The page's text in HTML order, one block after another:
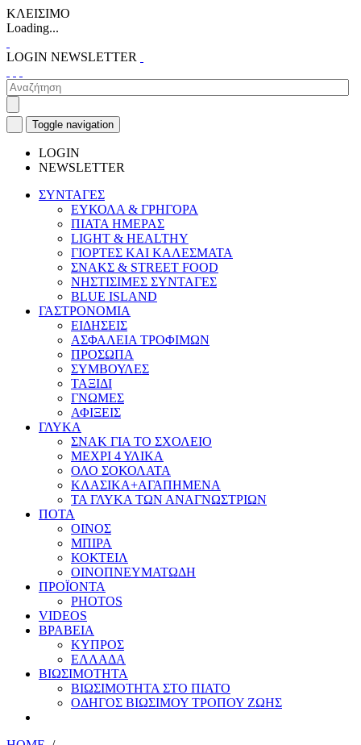
ΚΛΕΙΣΙΜΟ
Loading...
LOGIN NEWSLETTER
Toggle navigation
LOGIN
NEWSLETTER
ΣΥΝΤΑΓΕΣ
ΕΥΚΟΛΑ & ΓΡΗΓΟΡΑ
ΠΙΑΤΑ ΗΜΕΡΑΣ
LIGHT & HEALTHY
ΓΙΟΡΤΕΣ ΚΑΙ ΚΑΛΕΣΜΑΤΑ
ΣΝΑΚΣ & STREET FOOD
ΝΗΣΤΙΣΙΜΕΣ ΣΥΝΤΑΓΕΣ
BLUE ISLAND
ΓΑΣΤΡΟΝΟΜΙΑ
ΕΙΔΗΣΕΙΣ
ΑΣΦΑΛΕΙΑ ΤΡΟΦΙΜΩΝ
ΠΡΟΣΩΠΑ
ΣΥΜΒΟΥΛΕΣ
ΤΑΞΙΔΙ
ΓΝΩΜΕΣ
ΑΦΙΞΕΙΣ
ΓΛΥΚΑ
ΣΝΑΚ ΓΙΑ ΤΟ ΣΧΟΛΕΙΟ
ΜΕΧΡΙ 4 ΥΛΙΚΑ
ΟΛΟ ΣΟΚΟΛΑΤΑ
ΚΛΑΣΙΚΑ+ΑΓΑΠΗΜΕΝΑ
ΤΑ ΓΛΥΚΑ ΤΩΝ ΑΝΑΓΝΩΣΤΡΙΩΝ
ΠΟΤΑ
ΟΙΝΟΣ
ΜΠΙΡΑ
ΚΟΚΤΕΙΛ
ΟΙΝΟΠΝΕΥΜΑΤΩΔΗ
ΠΡΟΪΟΝΤΑ
PHOTOS
VIDEOS
ΒΡΑΒΕΙΑ
ΚΥΠΡΟΣ
ΕΛΛΑΔΑ
ΒΙΩΣΙΜΟΤΗΤΑ
ΒΙΩΣΙΜΟΤΗΤΑ ΣΤΟ ΠΙΑΤΟ
ΟΔΗΓΟΣ ΒΙΩΣΙΜΟΥ ΤΡΟΠΟΥ ΖΩΗΣ